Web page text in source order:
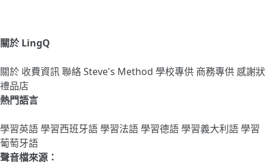
關於 LingQ
關於 收費資訊聯絡Steve's Method 學校專供 商務專供 感謝狀
禮品店
熱門語言
學習英語學習西班牙語學習法語學習德語學習義大利語學習
葡萄牙語
聲音檔來源：